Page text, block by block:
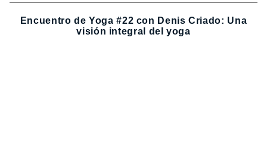
Encuentro de Yoga #22 con Denis Criado: Una
visión integral del yoga